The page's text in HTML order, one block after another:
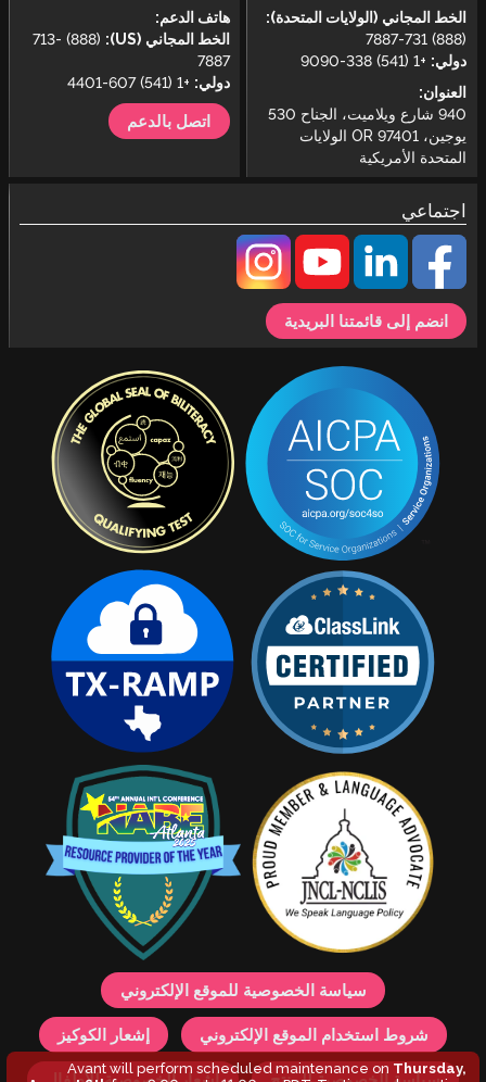
الخط المجاني (الولايات المتحدة):
(888) 731-7887
دولي: +1 (541) 338-9090
العنوان:
940 شارع ويلاميت، الجناح 530
يوجين، OR 97401 الولايات
المتحدة الأمريكية
هاتف الدعم:
الخط المجاني (US):
(888) 713-
7887
دولي: +1 (541) 607-4401
اتصل بالدعم
اجتماعي
انضم إلى قائمتنا البريدية
سياسة الخصوصية للموقع الإلكتروني
شروط استخدام الموقع الإلكتروني إشعار الكوكيز
Avant will perform scheduled maintenance on Thursday,